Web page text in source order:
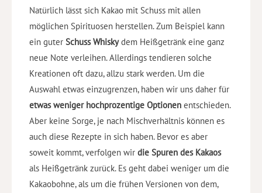
Natürlich lässt sich Kakao mit Schuss mit allen
möglichen Spirituosen herstellen. Zum Beispiel kann
ein guter Schuss Whiskydem Heißgetränk eine ganz
neue Note verleihen. Allerdings tendieren solche
Kreationen oft dazu, allzu stark werden. Um die
Auswahl etwas einzugrenzen, haben wir uns daher für
etwas weniger hochprozentige Optionen entschieden.
Aber keine Sorge, je nach Mischverhältnis können es
auch diese Rezepte in sich haben. Bevor es aber
soweit kommt, verfolgen wir die Spuren des Kakaos
als Heißgetränk zurück. Es geht dabei weniger um die
Kakaobohne, als um die frühen Versionen von dem,